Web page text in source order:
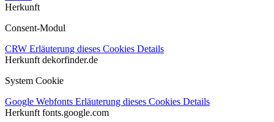
Herkunft
Consent-Modul
CRW Erläuterung dieses Cookies Details
Herkunft dekorfinder.de
System Cookie
Google Webfonts Erläuterung dieses Cookies Details
Herkunft fonts.google.com